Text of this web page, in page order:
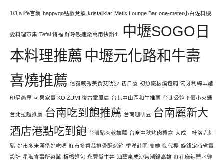
1/3 a life官網 happygo點數兌換 kristallklar Metis Lounge Bar one-meter小白佐料機
愛料理市集 Tefal 特福 鮮呼吸速燉萬用快鍋4L
中壢SOGO日
本料理推薦 中壢元化路和牛壽
喜燒推薦 信義威秀美食艾叻沙 初日號 初魚鐵板燒包廂 匈牙利綿羊豬
印尼燕屋 可易家電 KOIZUMI 復古電風扇 台北中山區和牛推薦 台北公館平價小火鍋
台北拉麵推薦 台南吃到飽推薦 台南咖啡豆
台南麗新大
酒店港點吃到飽 台灣豬肉乾推薦 台畜中秋烤肉禮盒 大成 杜洛克紅
豬 好市多米漢堡好吃嗎 好市多香蒜排骨酥烤箱 季洋莊園 高雄 御代櫻 旋鈕定時省電
設計 星海食事所菜單 板橋麵包 永豐街牛丼 汕頭泉成沙茶潮鍋高雄 紅花麻辣鹽水雞